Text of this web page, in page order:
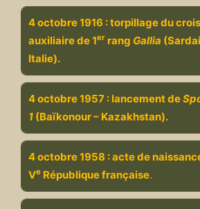
4 octobre 1916 : torpillage du
auxiliaire de 1er rang Gallia
Italie).
4 octobre 1957 : lancement de
1 (Baïkonour – Kazakhstan).
4 octobre 1958 : acte de
Ve République française.